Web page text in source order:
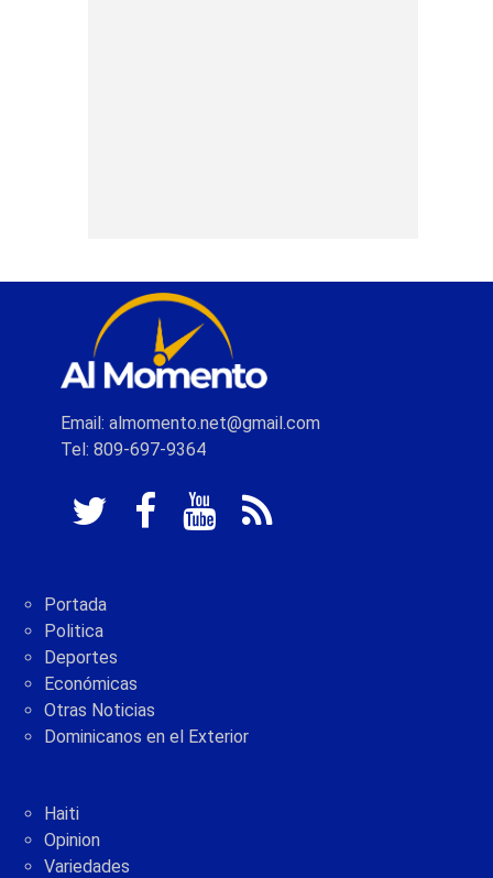
Email: almomento.net@gmail.com
Tel: 809-697-9364
Portada
Politica
Deportes
Económicas
Otras Noticias
Dominicanos en el Exterior
Haiti
Opinion
Variedades